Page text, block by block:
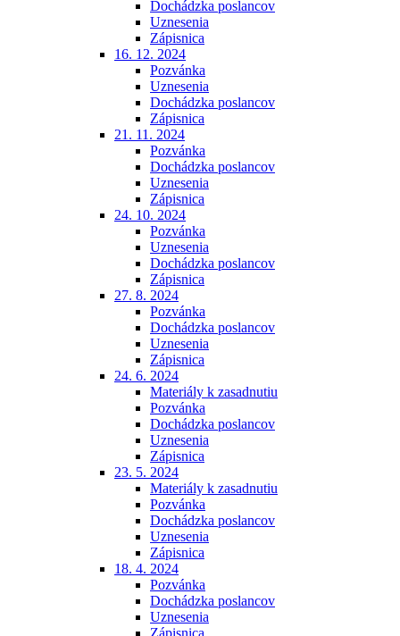
Dochádzka poslancov
Uznesenia
Zápisnica
16. 12. 2024
Pozvánka
Uznesenia
Dochádzka poslancov
Zápisnica
21. 11. 2024
Pozvánka
Dochádzka poslancov
Uznesenia
Zápisnica
24. 10. 2024
Pozvánka
Uznesenia
Dochádzka poslancov
Zápisnica
27. 8. 2024
Pozvánka
Dochádzka poslancov
Uznesenia
Zápisnica
24. 6. 2024
Materiály k zasadnutiu
Pozvánka
Dochádzka poslancov
Uznesenia
Zápisnica
23. 5. 2024
Materiály k zasadnutiu
Pozvánka
Dochádzka poslancov
Uznesenia
Zápisnica
18. 4. 2024
Pozvánka
Dochádzka poslancov
Uznesenia
Zápisnica